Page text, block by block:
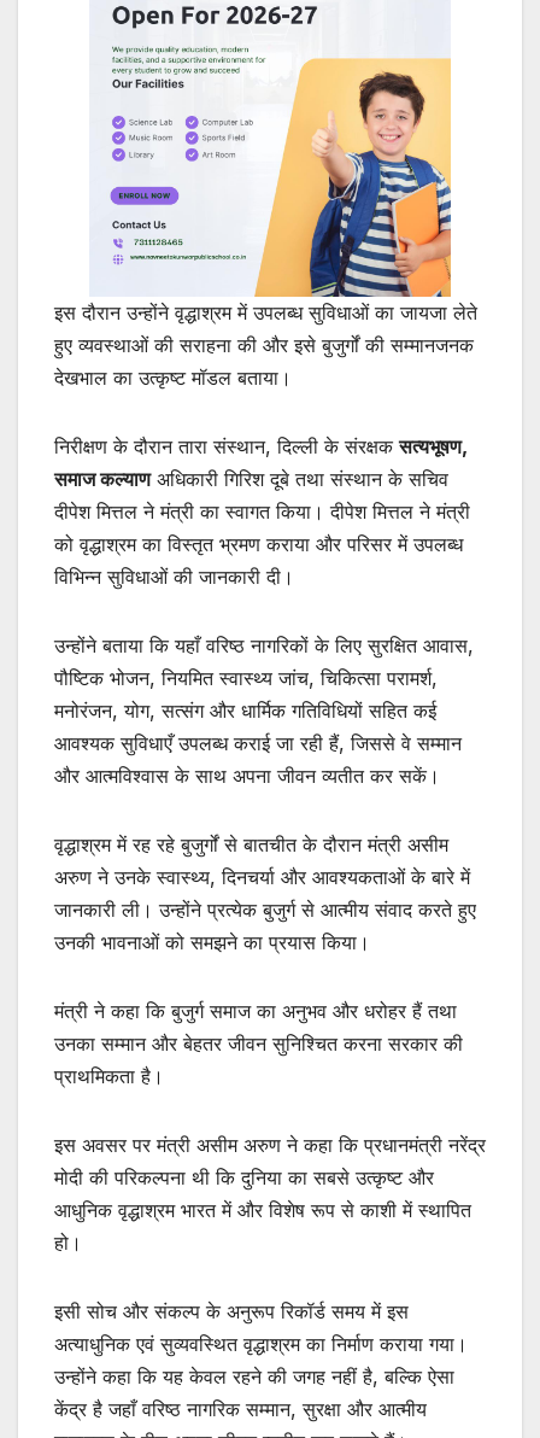
इस दौरान उन्होंने वृद्धाश्रम में उपलब्ध सुविधाओं का जायजा लेते
हुए व्यवस्थाओं की सराहना की और इसे बुजुर्गों की सम्मानजनक
देखभाल का उत्कृष्ट मॉडल बताया।
निरीक्षण के दौरान तारा संस्थान, दिल्ली के संरक्षकसत्यभूषण,
समाज कल्याणअधिकारी गिरिश दूबे तथा संस्थान के सचिव
दीपेश मित्तल ने मंत्री का स्वागत किया। दीपेश मित्तल ने मंत्री
को वृद्धाश्रम का विस्तृत भ्रमण कराया और परिसर में उपलब्ध
विभिन्न सुविधाओं की जानकारी दी।
उन्होंने बताया कि यहाँ वरिष्ठ नागरिकों के लिए सुरक्षित आवास,
पौष्टिक भोजन, नियमित स्वास्थ्य जांच, चिकित्सा परामर्श,
मनोरंजन, योग, सत्संग और धार्मिक गतिविधियों सहित कई
आवश्यक सुविधाएँ उपलब्ध कराई जा रही हैं, जिससे वे सम्मान
और आत्मविश्वास के साथ अपना जीवन व्यतीत कर सकें।
वृद्धाश्रम में रह रहे बुजुर्गों से बातचीत के दौरान मंत्री असीम
अरुण ने उनके स्वास्थ्य, दिनचर्या और आवश्यकताओं के बारे में
जानकारी ली। उन्होंने प्रत्येक बुजुर्ग से आत्मीय संवाद करते हुए
उनकी भावनाओं को समझने का प्रयास किया।
मंत्री ने कहा कि बुजुर्ग समाज का अनुभव और धरोहर हैं तथा
उनका सम्मान और बेहतर जीवन सुनिश्चित करना सरकार की
प्राथमिकता है।
इस अवसर पर मंत्री असीम अरुण ने कहा कि प्रधानमंत्री नरेंद्र
मोदी की परिकल्पना थी कि दुनिया का सबसे उत्कृष्ट और
आधुनिक वृद्धाश्रम भारत में और विशेष रूप से काशी में स्थापित
हो।
इसी सोच और संकल्प के अनुरूप रिकॉर्ड समय में इस
अत्याधुनिक एवं सुव्यवस्थित वृद्धाश्रम का निर्माण कराया गया।
उन्होंने कहा कि यह केवल रहने की जगह नहीं है, बल्कि ऐसा
केंद्र है जहाँ वरिष्ठ नागरिक सम्मान, सुरक्षा और आत्मीय